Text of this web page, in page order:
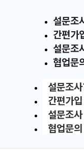
설문조
간편가
설문조
협업문
설문조
간편가입
설문조사
협업문의